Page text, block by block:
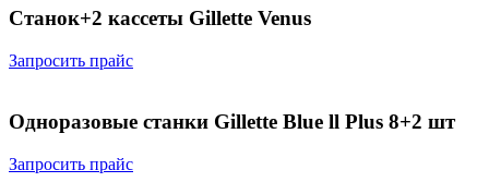
Станок+2 кассеты Gillette Venus
Запросить прайс
Одноразовые станки Gillette Blue ll Plus 8+2 шт
Запросить прайс